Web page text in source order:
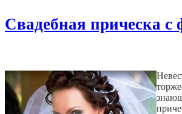
Свадебная прическа с